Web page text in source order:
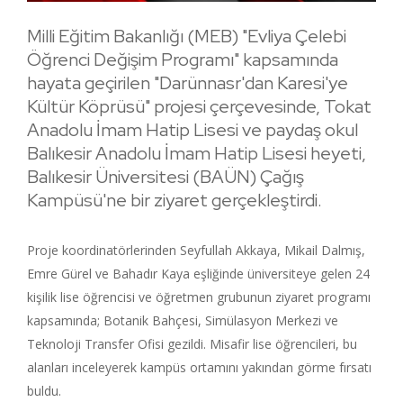
Milli Eğitim Bakanlığı (MEB) "Evliya Çelebi
Öğrenci Değişim Programı" kapsamında
hayata geçirilen "Darünnasr'dan Karesi'ye
Kültür Köprüsü" projesi çerçevesinde, Tokat
Anadolu İmam Hatip Lisesi ve paydaş okul
Balıkesir Anadolu İmam Hatip Lisesi heyeti,
Balıkesir Üniversitesi (BAÜN) Çağış
Kampüsü'ne bir ziyaret gerçekleştirdi.
Proje koordinatörlerinden Seyfullah Akkaya, Mikail Dalmış,
Emre Gürel ve Bahadır Kaya eşliğinde üniversiteye gelen 24
kişilik lise öğrencisi ve öğretmen grubunun ziyaret programı
kapsamında; Botanik Bahçesi, Simülasyon Merkezi ve
Teknoloji Transfer Ofisi gezildi. Misafir lise öğrencileri, bu
alanları inceleyerek kampüs ortamını yakından görme fırsatı
buldu.